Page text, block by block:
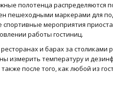
полотенца распределяются
пешеходными маркерами для
спортивные мероприятия
работы гостиниц.
ресторанах и барах за
измерить температуру и
после того, как любой из